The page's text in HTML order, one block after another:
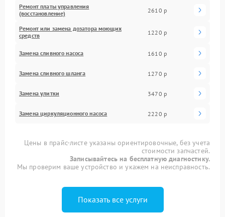
Ремонт платы управления
(восстановление)
2610 р
Ремонт или замена дозатора моющих
средств
1220 р
Замена сливного насоса 1610 р
Замена сливного шланга 1270 р
Замена улитки 3470 р
Замена циркуляционного насоса 2220 р
Цены в прайс-листе указаны ориентировочные, без учета
стоимости запчастей.
Записывайтесь на бесплатную диагностику.
Мы проверим ваше устройство и укажем на неисправность.
Показать все услуги